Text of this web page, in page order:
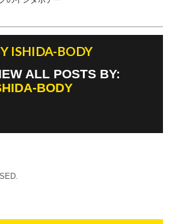
ISHIDA-BODY
ALL POSTS BY:
BODY